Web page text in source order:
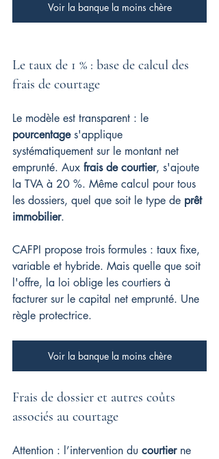
Voir la banque la moins chère
Le taux de 1 % : base de calcul des
frais de courtage
Le modèle est transparent : le
pourcentage s'applique
systématiquement sur le montant net
emprunté. Aux frais de courtier, s'ajoute
la TVA à 20 %. Même calcul pour tous
les dossiers, quel que soit le type de prêt
immobilier.
CAFPI propose trois formules : taux fixe,
variable et hybride. Mais quelle que soit
l'offre, la loi oblige les courtiers à
facturer sur le capital net emprunté. Une
règle protectrice.
Voir la banque la moins chère
Frais de dossier et autres coûts
associés au courtage
Attention : l’intervention du courtier ne